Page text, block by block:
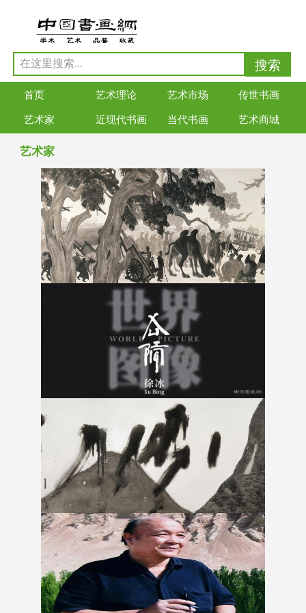
首页 艺术理论 艺术市场 传世书画
艺术家 近现代书画 当代书画 艺术商城
艺术家